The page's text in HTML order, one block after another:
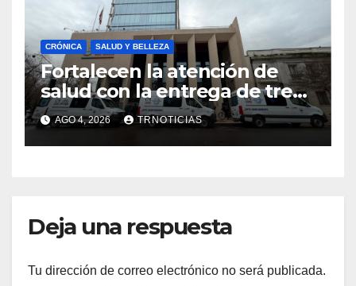
CRÓNICA SALUD Y BELLEZA
Fortalecen la atención de
salud con la entrega de tres
nuevas ambulancias para
Cauquenes y Sagrada Familia
AGO 4, 2026 TRNOTICIAS
Deja una respuesta
Tu dirección de correo electrónico no será publicada.